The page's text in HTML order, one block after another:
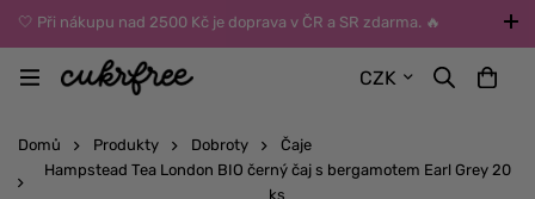
🤍 Při nákupu nad 2500 Kč je doprava v ČR a SR zdarma. 🔥
UPOZORNĚNÍ: Během léta vybírejte dopravu kurýrem nebo do Z-
BOXů umístěných uvnitř budov. Reklamace zboží způsobené
CZK
Domů Produkty Dobroty
Čaje
Hampstead Tea London BIO černý čaj s bergamotem Earl Grey 20
ks